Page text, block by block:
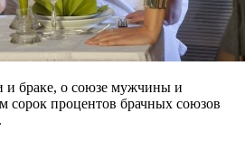
и браке, о союзе мужчины и
процентов брачных союзов